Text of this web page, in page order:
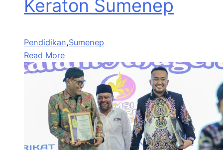
Keraton Sumenep
Pendidikan,Sumenep
Read More